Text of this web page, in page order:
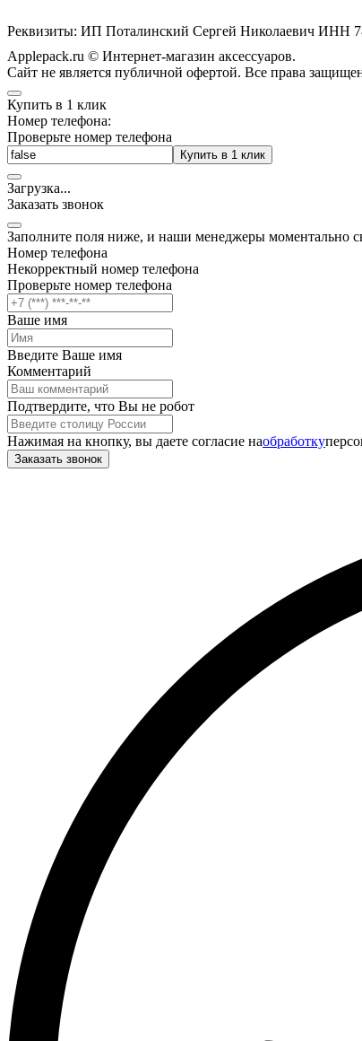
Реквизиты: ИП Поталинский Сергей Николаевич ИНН
Applepack.ru © Интернет-магазин аксессуаров.
Cайт не является публичной офертой. Все права
Купить в 1 клик
Номер телефона:
Проверьте номер телефона
Купить в 1 клик
Загрузка...
Заказать звонок
Заполните поля ниже, и наши менеджеры моментально
Номер телефона
Некорректный номер телефона
Проверьте номер телефона
Ваше имя
Введите Ваше имя
Комментарий
Подтвердите, что Вы не робот
Нажимая на кнопку, вы даете согласие наобработку
Заказать звонок